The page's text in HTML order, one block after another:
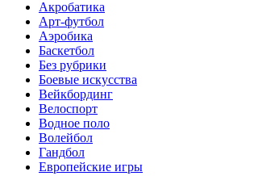
Акробатика
Арт-футбол
Аэробика
Баскетбол
Без рубрики
Боевые искусства
Вейкбординг
Велоспорт
Водное поло
Волейбол
Гандбол
Европейские игры